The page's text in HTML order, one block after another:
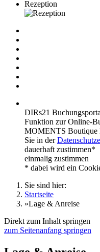
Rezeption
DIRs21
Funktion zur Online-
MOMENTS Boutique
Sie in der
dauerhaft zustimmen*
einmalig zustimmen
* dabei wird ein
Sie sind hier:
Startseite
»Lage & Anreise
Direkt zum Inhalt springen
zum Seitenanfang springen